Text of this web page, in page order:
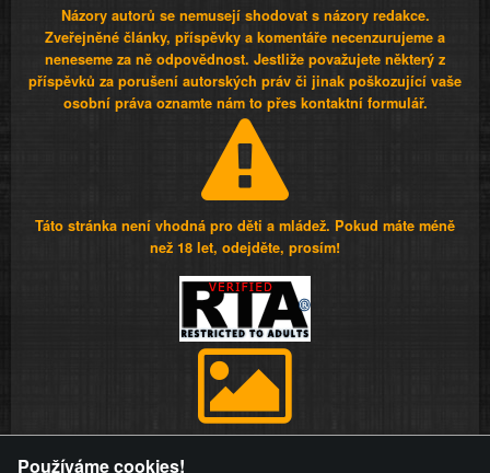
Názory autorů se nemusejí shodovat s názory redakce.
Zveřejněné články, příspěvky a komentáře necenzurujeme a
neneseme za ně odpovědnost. Jestliže považujete některý z
příspěvků za porušení autorských práv či jinak poškozující vaše
osobní práva oznamte nám to přes kontaktní formulář.
Táto stránka není vhodná pro děti a mládež. Pokud máte méně
než 18 let, odejděte, prosím!
Používáme cookies!